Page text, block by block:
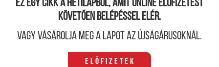
Ez egy cikk a hetilapból, amit online előfizetést
követően belépéssel elér.
Vagy vásárolja meg a lapot az újságárusoknál.
Előfizetek